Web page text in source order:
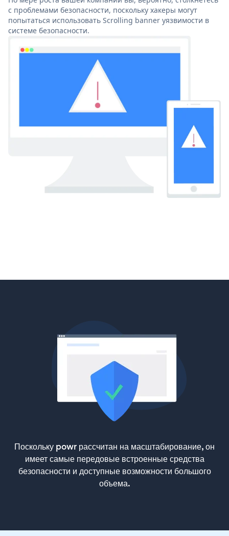
с проблемами безопасности, поскольку хакеры могут
попытаться использовать Scrolling banner уязвимости в
системе безопасности.
Поскольку powr рассчитан на масштабирование, он
имеет самые передовые встроенные средства
безопасности и доступные возможности большого
объема.